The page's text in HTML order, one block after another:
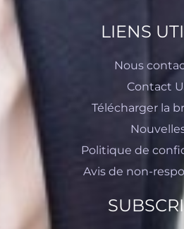
LIENS
Nous
Contact
Télécharger la
Politique de
Avis de non-